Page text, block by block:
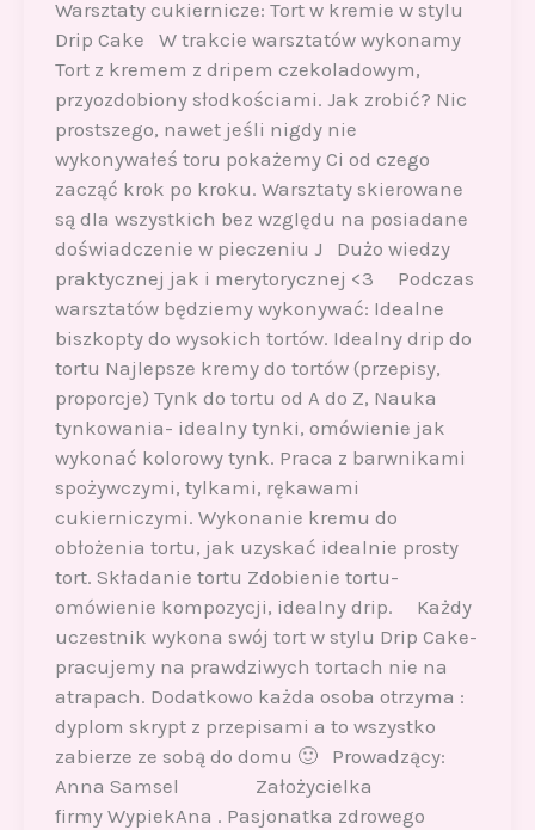
Warsztaty cukiernicze: Tort w kremie w stylu
Drip Cake W trakcie warsztatów wykonamy
Tort z kremem z dripem czekoladowym,
przyozdobiony słodkościami. Jak zrobić? Nic
prostszego, nawet jeśli nigdy nie
wykonywałeś toru pokażemy Ci od czego
zacząć krok po kroku. Warsztaty skierowane
są dla wszystkich bez względu na posiadane
doświadczenie w pieczeniu J Dużo wiedzy
praktycznej jak i merytorycznej <3 Podczas
warsztatów będziemy wykonywać: Idealne
biszkopty do wysokich tortów. Idealny drip do
tortu Najlepsze kremy do tortów (przepisy,
proporcje) Tynk do tortu od A do Z, Nauka
tynkowania- idealny tynki, omówienie jak
wykonać kolorowy tynk. Praca z barwnikami
spożywczymi, tylkami, rękawami
cukierniczymi. Wykonanie kremu do
obłożenia tortu, jak uzyskać idealnie prosty
tort. Składanie tortu Zdobienie tortu-
omówienie kompozycji, idealny drip. Każdy
uczestnik wykona swój tort w stylu Drip Cake-
pracujemy na prawdziwych tortach nie na
atrapach. Dodatkowo każda osoba otrzyma :
dyplom skrypt z przepisami a to wszystko
zabierze ze sobą do domu 🙂 Prowadzący:
Anna Samsel Założycielka
firmy WypiekAna . Pasjonatka zdrowego